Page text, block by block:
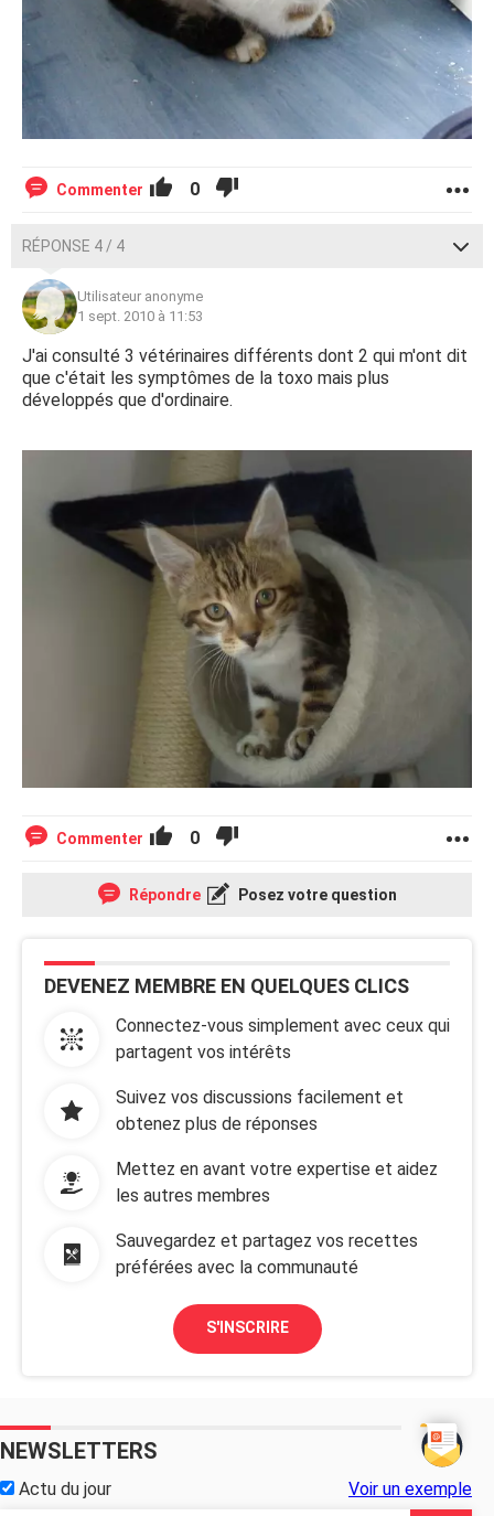
Commenter 0
RÉPONSE 4 / 4
Utilisateur anonyme
1 sept. 2010 à 11:53
J'ai consulté 3 vétérinaires différents dont 2 qui m'ont dit
que c'était les symptômes de la toxo mais plus
développés que d'ordinaire.
Commenter 0
Répondre Posez votre question
DEVENEZ MEMBRE EN QUELQUES CLICS
Connectez-vous simplement avec ceux qui
partagent vos intérêts
Suivez vos discussions facilement et
obtenez plus de réponses
Mettez en avant votre expertise et aidez
les autres membres
Sauvegardez et partagez vos recettes
préférées avec la communauté
S'INSCRIRE
NEWSLETTERS
Actu du jour Voir un exemple